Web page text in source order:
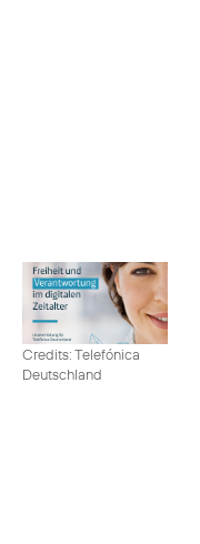
Credits: Telefónica
Deutschland